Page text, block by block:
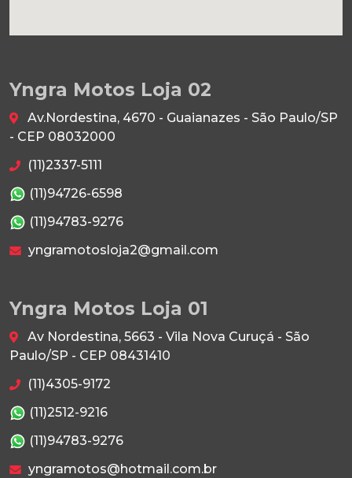
Yngra Motos Loja 02
Av.Nordestina, 4670 - Guaianazes - São Paulo/SP
- CEP 08032000
(11)2337-5111
(11)94726-6598
(11)94783-9276
yngramotosloja2@gmail.com
Yngra Motos Loja 01
Av Nordestina, 5663 - Vila Nova Curuçá - São
Paulo/SP - CEP 08431410
(11)4305-9172
(11)2512-9216
(11)94783-9276
yngramotos@hotmail.com.br